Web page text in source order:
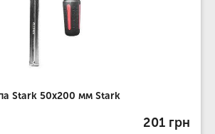
Stark 50x200 мм Stark
201 грн